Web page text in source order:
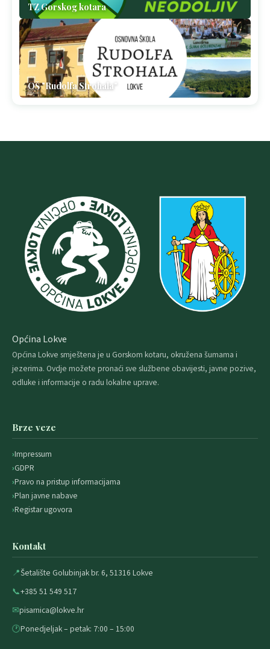
TZ Gorskog kotara
OŠ "Rudolfa Strohala"
Općina Lokve
Općina Lokve smještena je u Gorskom kotaru, okružena šumama i
jezerima. Ovdje možete pronaći sve službene obavijesti, javne pozive,
odluke i informacije o radu lokalne uprave.
Brze veze
Impressum
GDPR
Pravo na pristup informacijama
Plan javne nabave
Registar ugovora
Kontakt
📍Šetalište Golubinjak br. 6, 51316 Lokve
📞+385 51 549 517
✉pisarnica@lokve.hr
🕐Ponedjeljak – petak: 7:00 – 15:00